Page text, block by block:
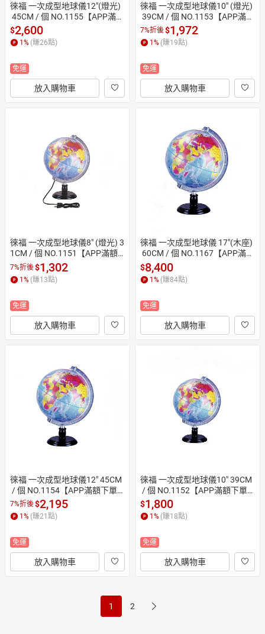
徠福 一次成型地球儀12"(燈光)
45CM / 個 NO.1155【APP滿額
下單10%點數(單一帳號最高15
00點)】8/31止
$2,600
1 % (賺26點)
免運
放入購物車
徠福 一次成型地球儀10" (燈光)
39CM / 個 NO.1153【APP滿額
下單10%點數(單一帳號最高15
00點)】8/31止
7%折後$1,972
1 % (賺19點)
免運
放入購物車
徠福 一次成型地球儀8" (燈光) 3
1CM / 個 NO.1151【APP滿額
下單10%點數(單一帳號最高15
00點)】8/31止
7%折後$1,302
1% (賺13點)
免運
放入購物車
徠福 一次成型地球儀 17"(木座)
60CM / 個 NO.1167【APP滿額
下單10%點數(單一帳號最高15
00點)】8/31止
$8,400
1% (賺84點)
免運
放入購物車
徠福 一次成型地球儀12" 45CM
/ 個 NO.1154【APP滿額下單1
0%點數(單一帳號最高1500
點)】8/31止
7%折後$2,195
1 % (賺21 點)
免運
放入購物車
徠福 一次成型地球儀10" 39CM
/ 個 NO.1152【APP滿額下單1
0%點數(單一帳號最高1500
點)】8/31止
$1,800
1 % (賺18點)
免運
放入購物車
1 2